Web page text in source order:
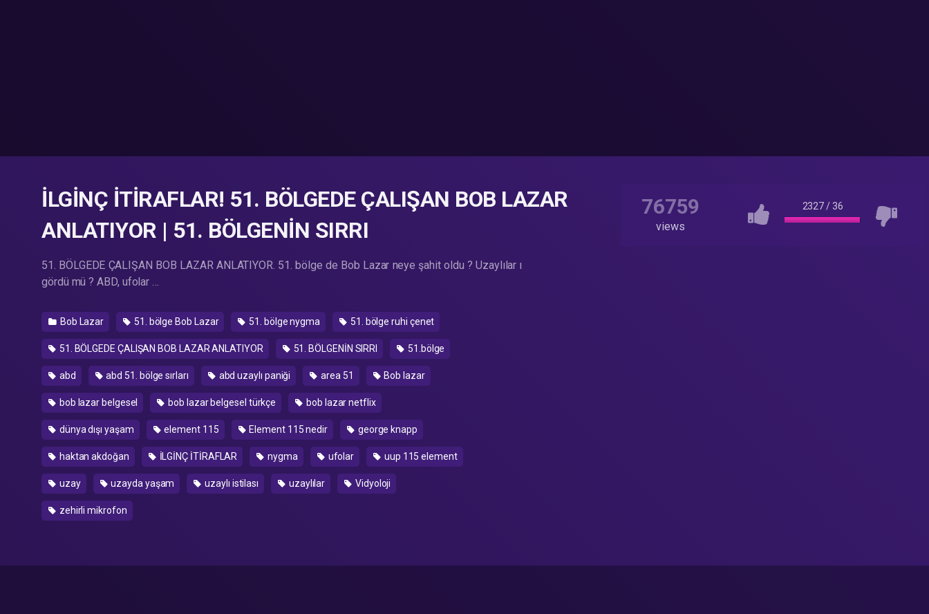
İLGİNÇ İTİRAFLAR! 51. BÖLGEDE ÇALIŞAN BOB LAZAR
ANLATIYOR | 51. BÖLGENİN SIRRI
51. BÖLGEDE ÇALIŞAN BOB LAZAR ANLATIYOR. 51. bölge de Bob Lazar neye şahit oldu ? Uzaylılar ı
gördü mü ? ABD, ufolar …
Bob Lazar 51. bölge Bob Lazar 51. bölge nygma 51. bölge ruhi çenet
51. BÖLGEDE ÇALIŞAN BOB LAZAR ANLATIYOR 51. BÖLGENİN SIRRI 51.bölge
abd abd 51. bölge sırları abd uzaylı paniği area 51 Bob lazar
bob lazar belgesel bob lazar belgesel türkçe bob lazar netflix
dünya dışı yaşam element 115 Element 115 nedir george knapp
haktan akdoğan İLGİNÇ İTİRAFLAR nygma ufolar uup 115 element
uzay uzayda yaşam uzaylı istilası uzaylılar Vidyoloji
zehirli mikrofon
76759
views
2327/36